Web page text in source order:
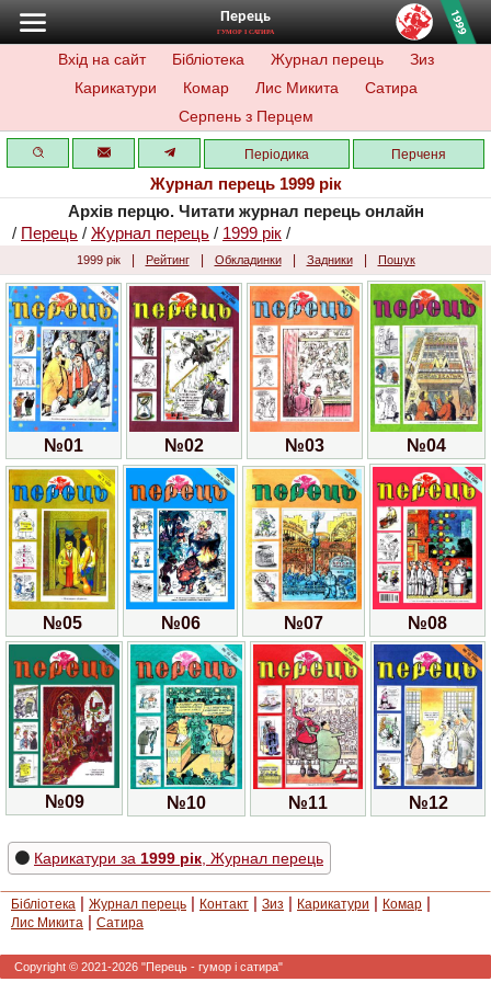
Перець
ГУМОР І САТИРА
Вхід на сайт Бібліотека Журнал перець
Зиз
Карикатури
Комар Лис Микита
Сатира
Серпень з Перцем
Періодика Перченя
Журнал перець 1999 рік
Архів перцю. Читати журнал перець онлайн
/ Перець / Журнал перець / 1999 рік /
1999 рік Рейтинг Обкладинки Задники Пошук
№01 №02 №03 №04
№05 №06 №07 №08
№09 №10 №11 №12
Карикатури за 1999 рік , Журнал перець
Бібліотека | Журнал перець | Контакт | Зиз | Карикатури | Комар |
Лис Микита | Сатира
Copyright © 2021-2026 "Перець - гумор і сатира"